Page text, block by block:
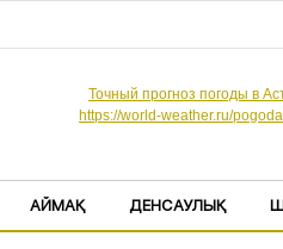
Точный прогноз погоды в
https://world-weather.ru/
АЙМАҚ ДЕНСАУЛЫҚ